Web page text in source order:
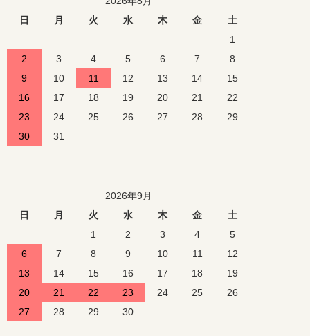
日
月 火 水 木 金
土
1
2
3 4 5 6 7
8
9
10 11 12 13 14
15
16
17 18 19 20 21
22
23
24 25 26 27 28
29
30
31
2026年9月
日
月 火 水 木 金
土
1
2 3 4
5
6
7 8 9 10 11
12
13
14 15 16 17 18
19
20
21 22 23 24 25
26
27
28 29 30